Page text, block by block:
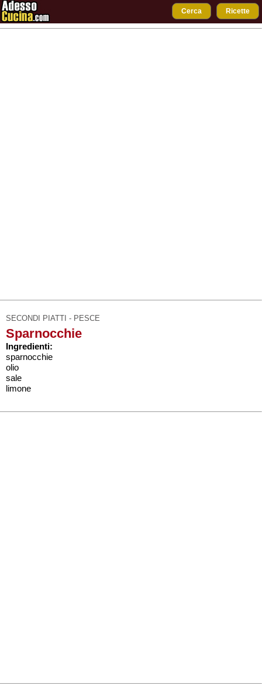
Cerca Ricette
SECONDI PIATTI - PESCE
Sparnocchie
Ingredienti:
sparnocchie
olio
sale
limone